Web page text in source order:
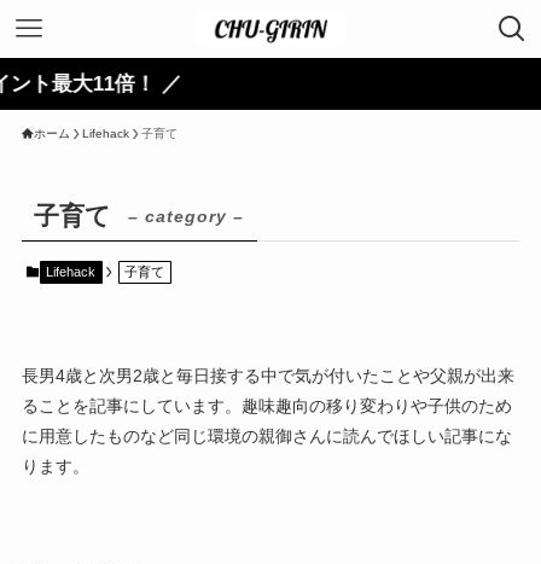
！ ／
ホーム Lifehack 子育て
子育て – category –
Lifehack 子育て
長男4歳と次男2歳と毎日接する中で気が付いたことや父親が出来
ることを記事にしています。趣味趣向の移り変わりや子供のため
に用意したものなど同じ環境の親御さんに読んでほしい記事にな
ります。